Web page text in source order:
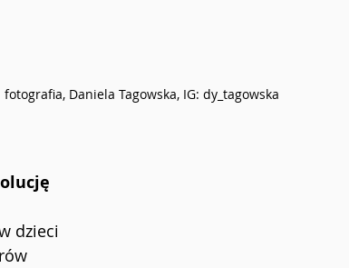
fotografia, Daniela Tagowska, IG: dy_tagowska
dzieci